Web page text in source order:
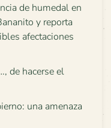
de humedal en
y reporta
afectaciones
de hacerse el
una amenaza